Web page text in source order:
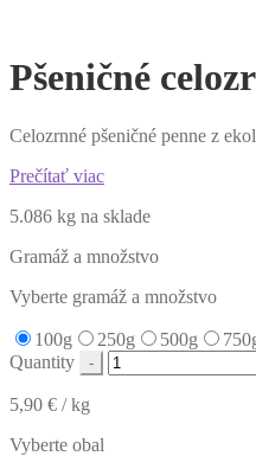
Pšeničné
Celozrnné pšeničné penne z
Prečítať viac
5.086 kg na sklade
Gramáž a množstvo
Vyberte gramáž a množstvo
100g 250g 500g
Quantity
5,90 € / kg
Vyberte obal